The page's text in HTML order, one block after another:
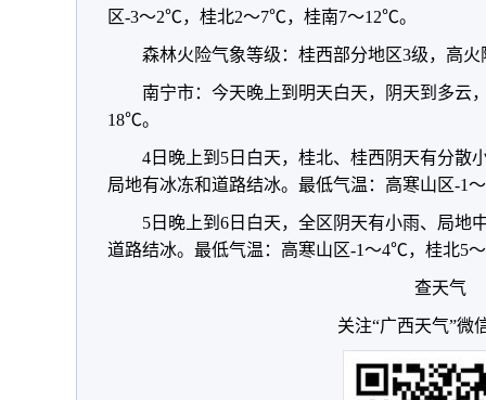
区-3～2℃，桂北2～7℃，桂南7～12℃。
森林火险气象等级：桂西部分地区3级，高
南宁市：今天晚上到明天白天，阴天到多云
18℃。
4日晚上到5日白天，桂北、桂西阴天有分散
局地有冰冻和道路结冰。最低气温：高寒山区-
5日晚上到6日白天，全区阴天有小雨、局地
道路结冰。最低气温：高寒山区-1～4℃，桂北5
查天气
关注“广西天气”微